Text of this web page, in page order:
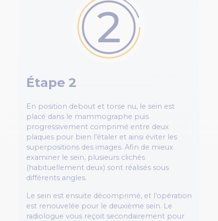
2
Étape 2
En position debout et torse nu, le sein est
placé dans le mammographe puis
progressivement comprimé entre deux
plaques pour bien l’étaler et ainsi éviter les
superpositions des images. Afin de mieux
examiner le sein, plusieurs clichés
(habituellement deux) sont réalisés sous
différents angles.
Le sein est ensuite décomprimé, et l’opération
est renouvelée pour le deuxième sein. Le
radiologue vous reçoit secondairement pour